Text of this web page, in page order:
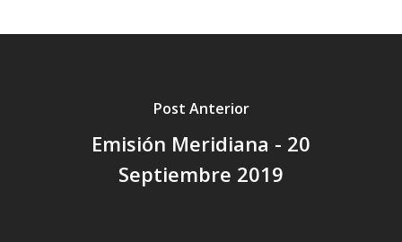
Post Anterior
Emisión Meridiana - 20
Septiembre 2019